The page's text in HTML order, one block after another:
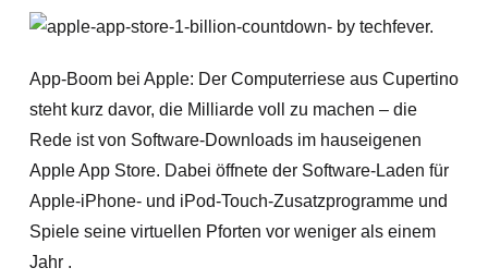
App-Boom bei Apple: Der Computerriese aus Cupertino
steht kurz davor, die Milliarde voll zu machen – die
Rede ist von Software-Downloads im hauseigenen
Apple App Store. Dabei öffnete der Software-Laden für
Apple-iPhone- und iPod-Touch-Zusatzprogramme und
Spiele seine virtuellen Pforten vor weniger als einem
Jahr .